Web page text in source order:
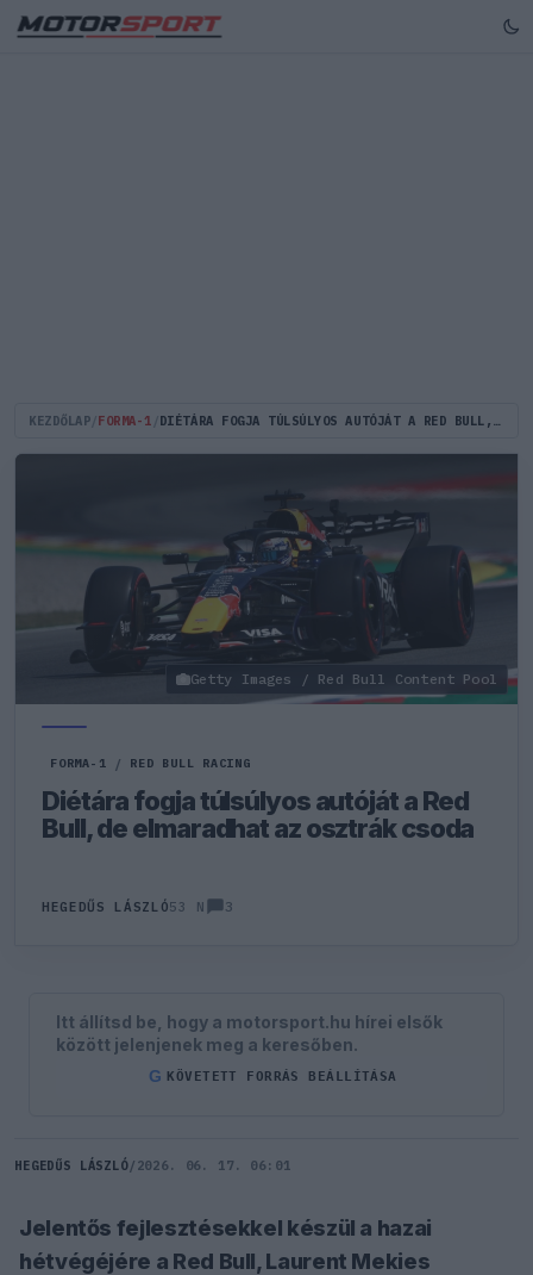
KEZDŐLAP FORMA-1 DIÉTÁRA FOGJA TÚLSÚLYOS AUTÓJÁT A RED BULL, DE ELMARADHAT AZ OSZTRÁK CSODA
Getty Images / Red Bull Content Pool
FORMA-1 / RED BULL RACING
Diétára fogja túlsúlyos autóját a Red
Bull, de elmaradhat az osztrák csoda
HEGEDŰS LÁSZLÓ53 N 3
Itt állítsd be, hogy a motorsport.hu hírei elsők
között jelenjenek meg a keresőben.
G KÖVETETT FORRÁS BEÁLLÍTÁSA
HEGEDŰS LÁSZLÓ/ 2026. 06. 17. 06:01
Jelentős fejlesztésekkel készül a hazai
hétvégéjére a Red Bull, Laurent Mekies